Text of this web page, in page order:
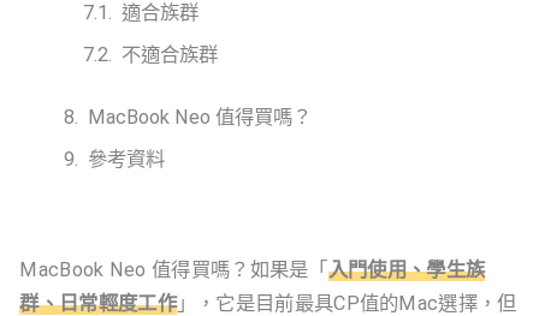
適合族群
不適合族群
MacBook Neo 值得買嗎？
參考資料
MacBook Neo 值得買嗎？如果是「 入門使用、學生族
群、日常輕度工作」，它是目前最具CP值的Mac選擇，但